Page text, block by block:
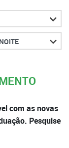
com as novas
Pesquise